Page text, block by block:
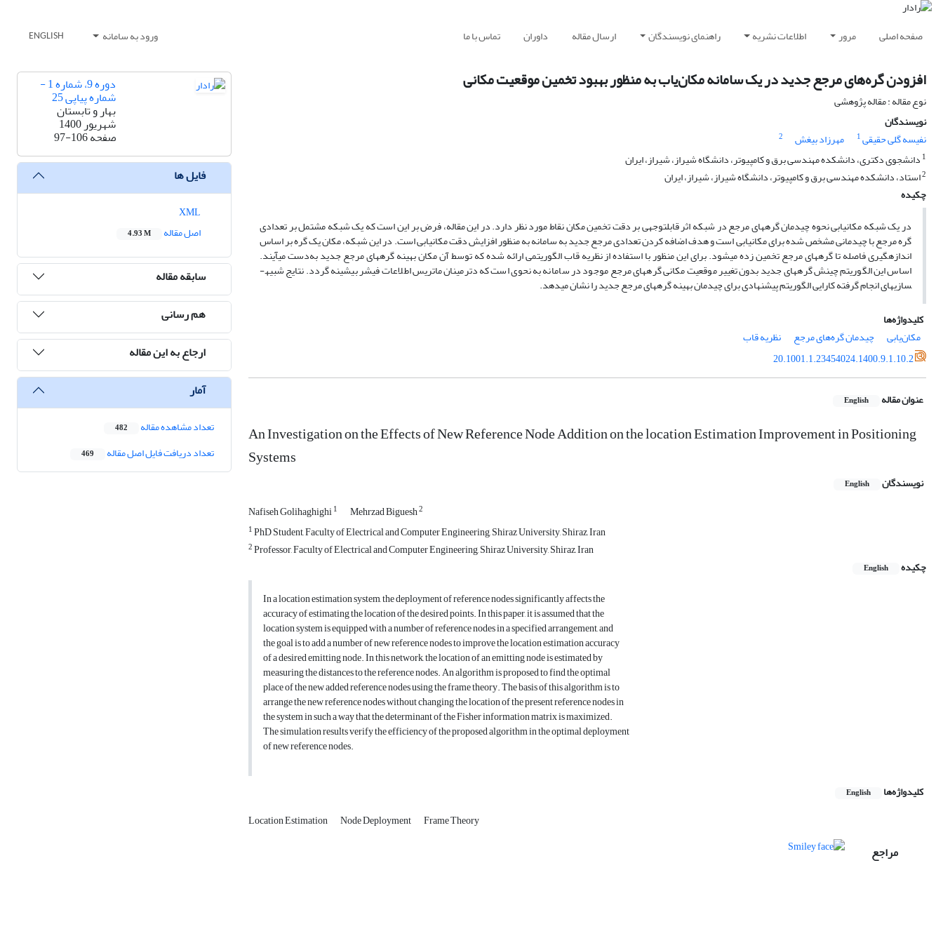
صفحه اصلی مرور اطلاعات نشریه راهنمای نویسندگان ارسال مقاله داوران تماس با ما ورود به سامانه ENGLISH
افزودن گره‌های مرجع جدید در یک سامانه مکان‌یاب به منظور بهبود تخمین موقعیت مکانی
نوع مقاله : مقاله پژوهشی
نویسندگان
نفیسه گلی حقیقی1 مهرزاد بیغش
2
1 دانشجوی دکتری، دانشکده مهندسی برق و کامپیوتر، دانشگاه شیراز، شیراز، ایران
2استاد، دانشکده مهندسی برق و کامپیوتر، دانشگاه شیراز، شیراز، ایران
چکیده
در یک شبکه مکان­یابی نحوه چیدمان گره­های مرجع در شبکه اثر قابل­توجهی بر دقت تخمین مکان نقاط مورد نظر دارد. در این مقاله، فرض بر این است که یک شبکه مشتمل بر تعدادی
گره مرجع با چیدمانی مشخص شده برای مکان­یابی است و هدف اضافه کردن تعدادی مرجع جدید به سامانه به منظور افزایش دقت مکان­یابی است. در این شبکه، مکان یک گره بر اساس
اندازه­گیری فاصله تا گره­های مرجع تخمین زده می­شود. برای این منظور با استفاده از نظریه قاب الگوریتمی ارائه شده که توسط آن مکان بهینه گره­های مرجع جدید به‌دست می­آیند.
اساس این الگوریتم چینش گره­های جدید بدون تغییر موقعیت مکانی گره­های مرجع موجود در سامانه به نحوی است که دترمینان ماتریس اطلاعات فیشر بیشینه گردد. نتایج شبیه­
سازی­های انجام گرفته کارایی الگوریتم پیشنهادی برای چیدمان بهینه گره­های مرجع جدید را نشان می­دهد.
کلیدواژه‌ها
مکان‌یابی
چیدمان گره‌های مرجع
نظریه قاب
20.1001.1.23454024.1400.9.1.10.2
عنوان مقاله English
An Investigation on the Effects of New Reference Node Addition on the location Estimation Improvement in Positioning
Systems
نویسندگان English
Nafiseh Golihaghighi1 Mehrzad Biguesh2
1PhD Student, Faculty of Electrical and Computer Engineering, Shiraz University, Shiraz, Iran
2Professor, Faculty of Electrical and Computer Engineering, Shiraz University, Shiraz, Iran
چکیده
English
In a location estimation system, the deployment of reference nodes significantly affects the
accuracy of estimating the location of the desired points. In this paper, it is assumed that the
location system is equipped with a number of reference nodes in a specified arrangement, and
the goal is to add a number of new reference nodes to improve the location estimation accuracy
of a desired emitting node. In this network, the location of an emitting node is estimated by
measuring the distances to the reference nodes. An algorithm is proposed to find the optimal
place of the new added reference nodes using the frame theory. The basis of this algorithm is to
arrange the new reference nodes without changing the location of the present reference nodes in
the system in such a way that the determinant of the Fisher information matrix is maximized.
The simulation results verify the efficiency of the proposed algorithm in the optimal deployment
of new reference nodes.
کلیدواژه‌ها English
Location Estimation Node Deployment Frame Theory
مراجع
دوره 9، شماره 1 -
شماره پیاپی 25
بهار و تابستان
شهریور 1400
صفحه97-106
فایل ها
اصل مقاله
4.93 M
سابقه مقاله
هم رسانی
ارجاع به این مقاله
آمار
تعداد مشاهده مقاله 482
تعداد دریافت فایل اصل مقاله 469